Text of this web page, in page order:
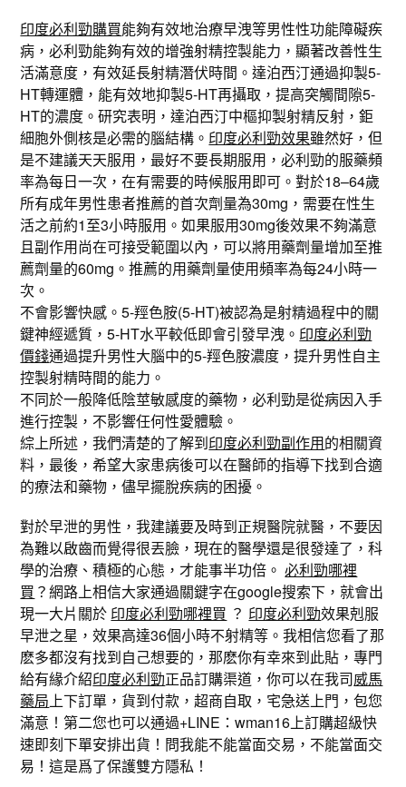
印度必利勁購買能夠有效地治療早洩等男性性功能障礙疾
病，必利勁能夠有效的增強射精控製能力，顯著改善性生
活滿意度，有效延長射精潛伏時間。達泊西汀通過抑製5-
HT轉運體，能有效地抑製5-HT再攝取，提高突觸間隙5-
HT的濃度。研究表明，達泊西汀中樞抑製射精反射，鉅
細胞外側核是必需的腦結構。 印度必利勁效果雖然好，但
是不建議天天服用，最好不要長期服用，必利勁的服藥頻
率為每日一次，在有需要的時候服用即可。對於18–64歲
所有成年男性患者推薦的首次劑量為30mg，需要在性生
活之前約1至3小時服用。如果服用30mg後效果不夠滿意
且副作用尚在可接受範圍以內，可以將用藥劑量增加至推
薦劑量的60mg。推薦的用藥劑量使用頻率為每24小時一
次。
不會影響快感。5-羥色胺(5-HT)被認為是射精過程中的關
鍵神經遞質，5-HT水平較低即會引發早洩。 印度必利勁
價錢通過提升男性大腦中的5-羥色胺濃度，提升男性自主
控製射精時間的能力。
不同於一般降低陰莖敏感度的藥物，必利勁是從病因入手
進行控製，不影響任何性愛體驗。
綜上所述，我們清楚的了解到印度必利勁副作用的相關資
料，最後，希望大家患病後可以在醫師的指導下找到合適
的療法和藥物，儘早擺脫疾病的困擾。
對於早泄的男性，我建議要及時到正規醫院就醫，不要因
為難以啟齒而覺得很丟臉，現在的醫學還是很發達了，科
學的治療、積極的心態，才能事半功倍。必利勁哪裡
買 ？網路上相信大家通過關鍵字在google搜索下，就會出
現一大片關於 印度必利勁哪裡買 ？ 印度必利勁效果剋服
早泄之星，效果高達36個小時不射精等。我相信您看了那
麽多都沒有找到自己想要的，那麽你有幸來到此貼，專門
給有緣介紹印度必利勁正品訂購渠道，你可以在我司威馬
藥局上下訂單，貨到付款，超商自取，宅急送上門，包您
滿意！第二您也可以通過+LINE：wman16上訂購超級快
速即刻下單安排出貨！問我能不能當面交易，不能當面交
易！這是爲了保護雙方隱私！